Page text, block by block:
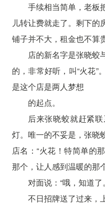
手续相当简单，老板
儿转让费就走了。剩下
铺子并不大，租金也不算
店的新名字是张晓蛟
的，非常好听，叫“火花”
是这个店是两人梦想
的起点。
后来张晓蛟就赶紧
灯。唯一的不妥是，张晓
店名：“火花！特简单
那个，让人感到温暖的那
对面说：“哦，知道了
不日招牌送了过来，